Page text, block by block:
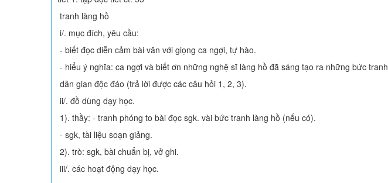
tranh làng hồ
i/. mục đích, yêu cầu:
- biết đọc diễn cảm bài văn với giọng ca ngợi, tự hào.
- hiểu ý nghĩa: ca ngợi và biết ơn những nghệ sĩ làng hồ đã sáng tạo ra những bức tranh
dân gian độc đáo (trả lời được các câu hỏi 1, 2, 3).
ii/. đồ dùng dạy học.
1). thầy: - tranh phóng to bài đọc sgk. vài bức tranh làng hồ (nếu có).
- sgk, tài liệu soạn giảng.
2). trò: sgk, bài chuẩn bị, vở ghi.
iii/. các hoạt động dạy học.